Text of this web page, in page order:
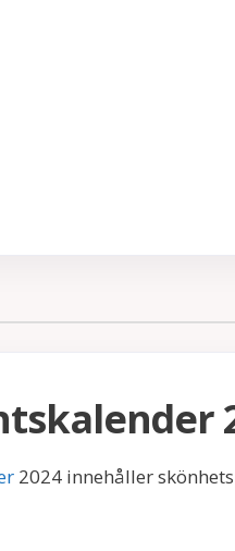
2024 innehåller